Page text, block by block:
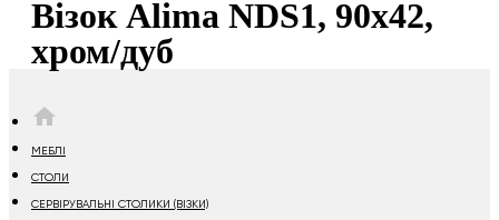
Візок Alima NDS1, 90х42,
хром/дуб
МЕБЛІ
СТОЛИ
СЕРВІРУВАЛЬНІ СТОЛИКИ (ВІЗКИ)